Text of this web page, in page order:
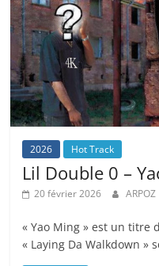
2026 Hot Track
Lil Double 0 –
20 février 2026 ARPOZ
« Yao Ming » est un titre
« Laying Da Walkdown »